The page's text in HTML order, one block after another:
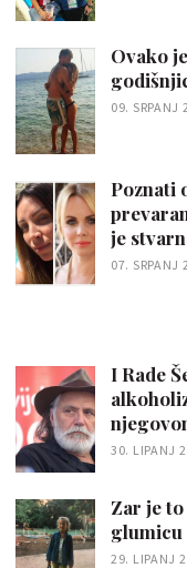
Ovako
09. SRPANJ
Poznati
je
07. SRPANJ
I Rade
30. LIPANJ
Zar je
glumicu
29. LIPANJ